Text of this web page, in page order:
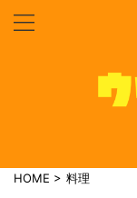
HOME > 料理